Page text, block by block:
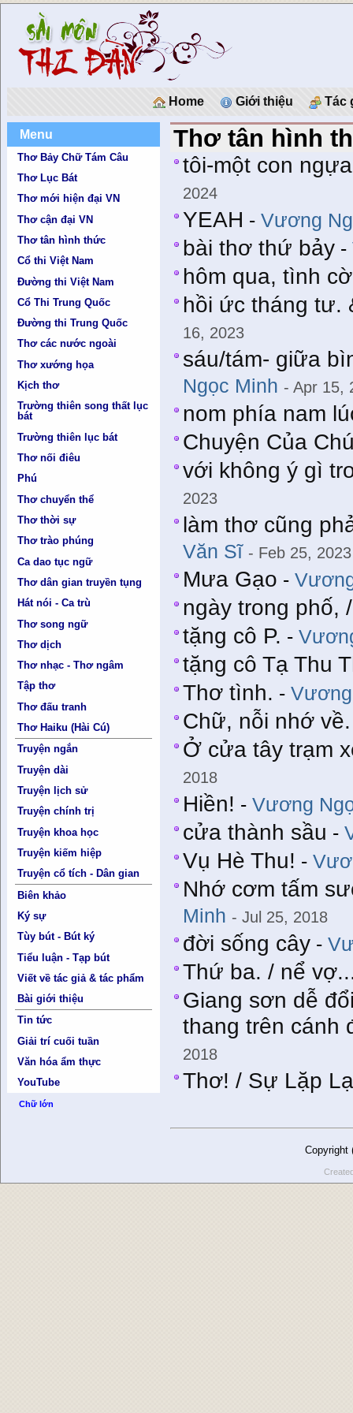
Home Giới thiệu Tác
Menu
Thơ Bảy Chữ Tám Câu
Thơ Lục Bát
Thơ mới hiện đại VN
Thơ cận đại VN
Thơ tân hình thức
Cổ thi Việt Nam
Đường thi Việt Nam
Cổ Thi Trung Quốc
Đường thi Trung Quốc
Thơ các nước ngoài
Thơ xướng họa
Kịch thơ
Trường thiên song thất lục
bát
Trường thiên lục bát
Thơ nối điêu
Phú
Thơ chuyển thể
Thơ thời sự
Thơ trào phúng
Ca dao tục ngữ
Thơ dân gian truyền tụng
Hát nói - Ca trù
Thơ song ngữ
Thơ dịch
Thơ nhạc - Thơ ngâm
Tập thơ
Thơ đấu tranh
Thơ Haiku (Hài Cú)
Truyện ngắn
Truyện dài
Truyện lịch sử
Truyện chính trị
Truyện khoa học
Truyện kiếm hiệp
Truyện cổ tích - Dân gian
Biên khảo
Ký sự
Tùy bút - Bút ký
Tiểu luận - Tạp bút
Viết về tác giả & tác phẩm
Bài giới thiệu
Tin tức
Giải trí cuối tuần
Văn hóa ẩm thực
YouTube
Chữ lớn
Thơ tân hình
tôi-một con
2024
YEAH -Vương
bài thơ thứ bảy -
hôm qua, tình cờ
hồi ức tháng tư.
16, 2023
sáu/tám- giữa
Ngọc Minh - Apr 15,
nom phía nam
Chuyện Của
với không ý gì
2023
làm thơ cũng
Văn Sĩ - Feb 25, 2023
Mưa Gạo -
ngày trong phố,
tặng cô P. -
tặng cô Tạ Thu
Thơ tình. -
Chữ, nỗi nhớ về.
Ở cửa tây trạm
2018
Hiền! -Vương
cửa thành sầu -
Vụ Hè Thu! -
Nhớ cơm tấm
Minh - Jul 25, 2018
đời sống cây -
Thứ ba. / nể
Giang sơn dễ
thang trên cánh
2018
Thơ! / Sự Lặp
Copyright